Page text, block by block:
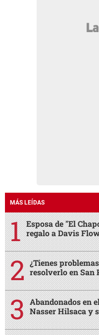
MÁS LEÍDAS
Esposa de "El
regalo a Davis
¿Tienes
resolverlo en San
Abandonados en
Nasser Hilsaca y